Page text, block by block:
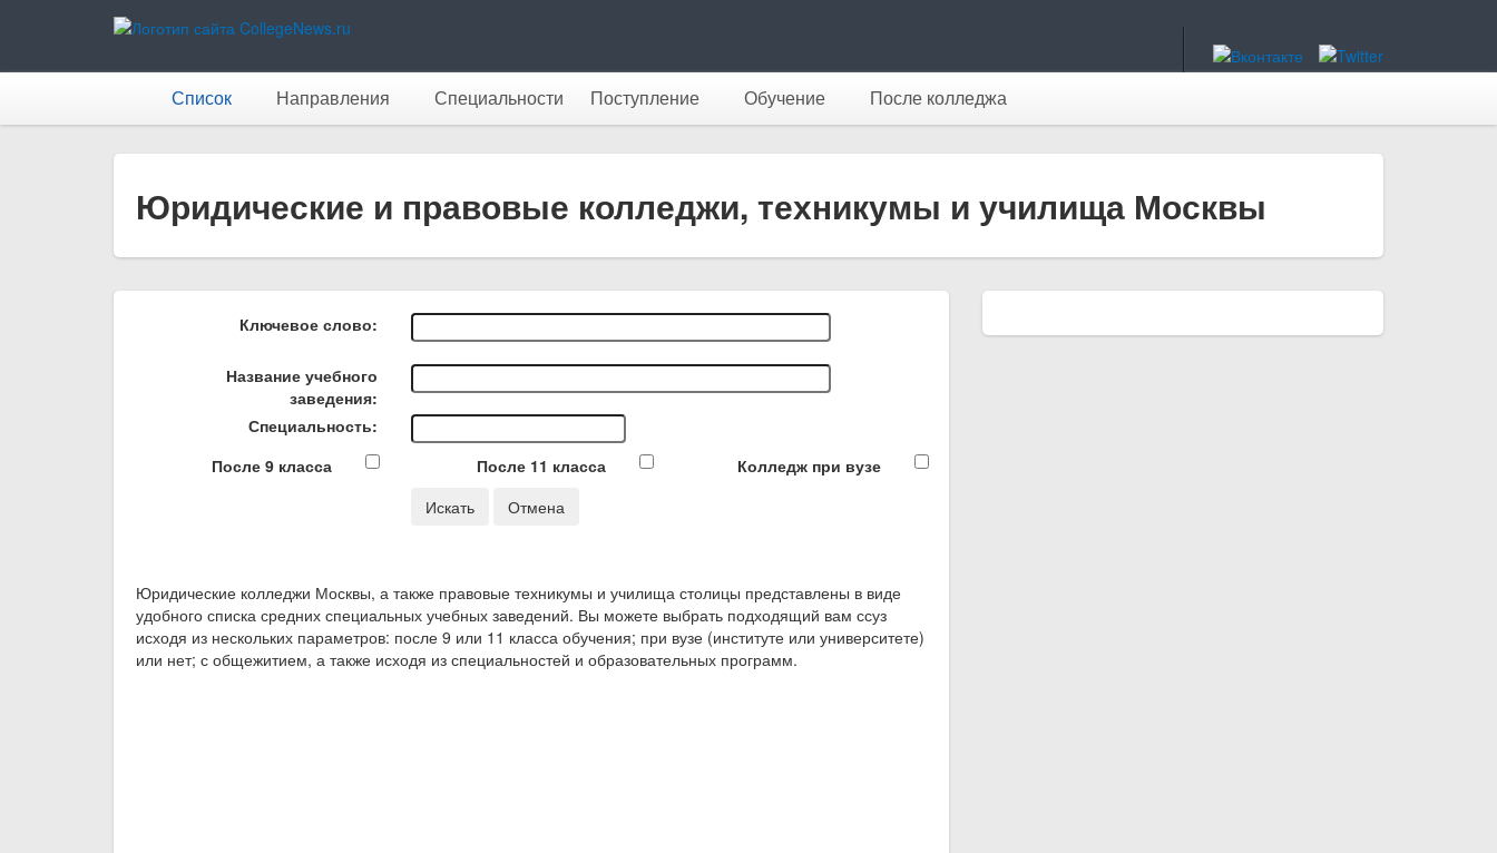
Список Направления Специальности Поступление Обучение После колледжа
Юридические и правовые колледжи, техникумы и училища Москвы
Ключевое слово:
Название учебного
заведения:
Специальность:
После 9 класса
После 11 класса
Колледж при вузе
Искать
Отмена
Юридические колледжи Москвы, а также правовые техникумы и училища столицы представлены в виде
удобного списка средних специальных учебных заведений. Вы можете выбрать подходящий вам ссуз
исходя из нескольких параметров: после 9 или 11 класса обучения; при вузе (институте или университете)
или нет; с общежитием, а также исходя из специальностей и образовательных программ.